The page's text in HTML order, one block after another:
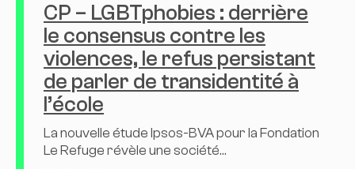
CP – LGBTphobies : derrière
le consensus contre les
violences, le refus persistant
de parler de transidentité à
l’école
La nouvelle étude Ipsos-BVA pour la Fondation
Le Refuge révèle une société...